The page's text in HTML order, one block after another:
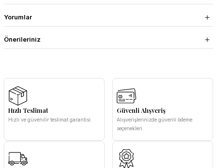
Yorumlar
Önerileriniz
Hızlı Teslimat
Hızlı ve güvenilir teslimat garantisi.
Güvenli Alışveriş
Alışverişlerinizde güvenli ödeme
seçenekleri.